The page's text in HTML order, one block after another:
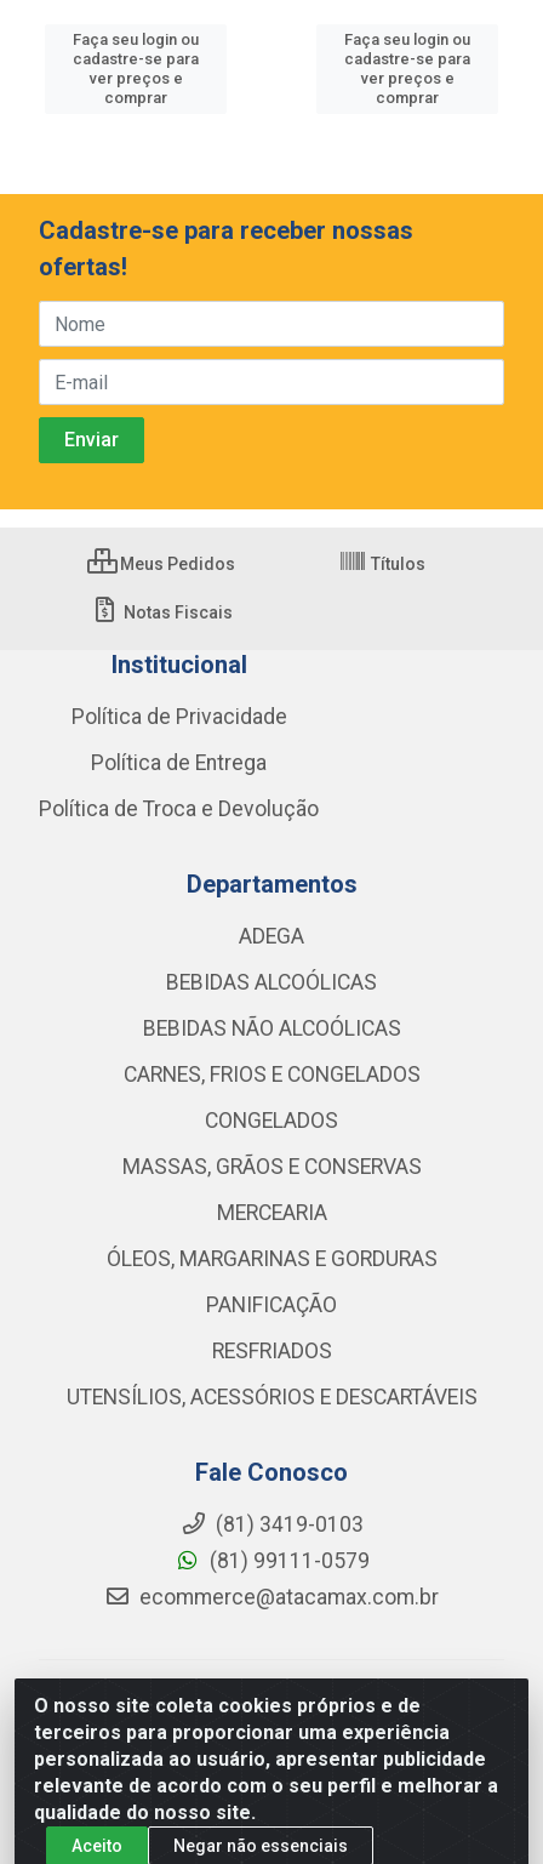
Faça seu login ou
cadastre-se para
ver preços e
comprar
Faça seu login ou
cadastre-se para
ver preços e
comprar
O nosso site coleta cookies próprios e de
terceiros para proporcionar uma experiência
personalizada ao usuário, apresentar publicidade
relevante de acordo com o seu perfil e melhorar a
qualidade do nosso site.
Aceito Negar não essenciais
Cadastre-se para receber nossas
ofertas!
Meus Pedidos Títulos
Notas Fiscais
Institucional
Política de Privacidade
Política de Entrega
Política de Troca e Devolução
Departamentos
ADEGA
BEBIDAS ALCOÓLICAS
BEBIDAS NÃO ALCOÓLICAS
CARNES, FRIOS E CONGELADOS
CONGELADOS
MASSAS, GRÃOS E CONSERVAS
MERCEARIA
ÓLEOS, MARGARINAS E GORDURAS
PANIFICAÇÃO
RESFRIADOS
UTENSÍLIOS, ACESSÓRIOS E DESCARTÁVEIS
Fale Conosco
(81) 3419-0103
(81) 99111-0579
ecommerce@atacamax.com.br
Atacamax Importadora de Alimentos LTDA - RODOVIA
BR-101 - SUL, KM 79,60 GP E GALPAO:D - Muribeca,
Jaboatão dos Guararapes - PE, 54355-010 - CNPJ